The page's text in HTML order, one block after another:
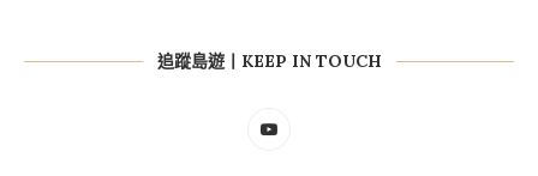
追蹤島遊丨KEEP IN TOUCH